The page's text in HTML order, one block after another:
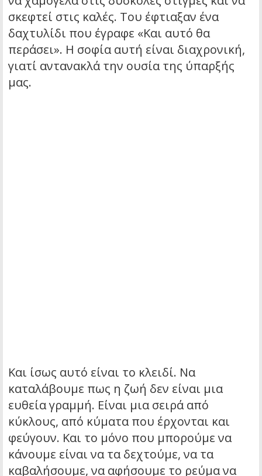
σκεφτεί στις καλές. Του έφτιαξαν ένα
δαχτυλίδι που έγραφε «Και αυτό θα
περάσει». Η σοφία αυτή είναι διαχρονική,
γιατί αντανακλά την ουσία της ύπαρξής
μας.
Και ίσως αυτό είναι το κλειδί. Να
καταλάβουμε πως η ζωή δεν είναι μια
ευθεία γραμμή. Είναι μια σειρά από
κύκλους, από κύματα που έρχονται και
φεύγουν. Και το μόνο που μπορούμε να
κάνουμε είναι να τα δεχτούμε, να τα
καβαλήσουμε, να αφήσουμε το ρεύμα να